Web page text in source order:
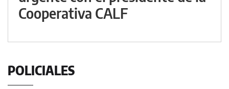
Cooperativa CALF
POLICIALES